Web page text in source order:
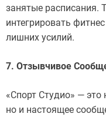
занятые расписания.
интегрировать
лишних усилий.
7. Отзывчивое
«Спорт Студио» — это
но и настоящее